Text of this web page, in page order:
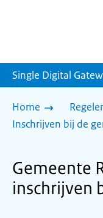
Single Digital
Home
Inschrijven bij de
Gemeente
inschrijven